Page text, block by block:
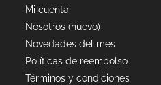
Mi cuenta
Nosotros (nuevo)
Novedades del mes
Políticas de reembolso
Términos y condiciones